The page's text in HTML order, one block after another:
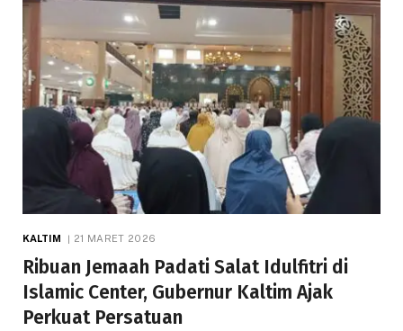
KALTIM 21 MARET 2026
Ribuan Jemaah Padati Salat Idulfitri di
Islamic Center, Gubernur Kaltim Ajak
Perkuat Persatuan